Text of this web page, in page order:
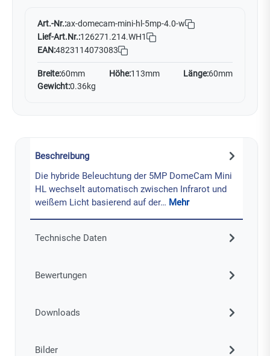
Art.-Nr.:ax-domecam-mini-hl-5mp-4.0-w
Lief-Art.Nr.:126271.214.WH1
EAN:4823114073083
Breite:60mm Höhe:113mm Länge:60mm
Gewicht:0.36kg
Beschreibung
Die hybride Beleuchtung der 5MP DomeCam Mini
HL wechselt automatisch zwischen Infrarot und
weißem Licht basierend auf der… Mehr
Technische Daten
Bewertungen
Downloads
Bilder